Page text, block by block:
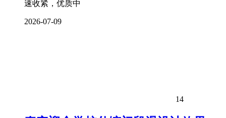
速收紧，优质中
2026-07-09
14